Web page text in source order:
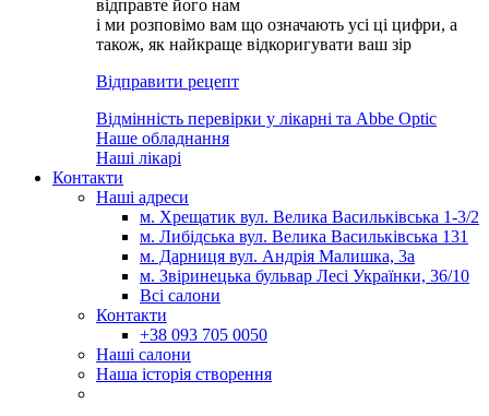
відправте його нам
і ми розповімо вам що означають усі ці цифри, а
також, як найкраще відкоригувати ваш зір
Відправити рецепт
Відмінність перевірки у лікарні та Abbe Optic
Наше обладнання
Наші лікарі
Контакти
Наші адреси
м. Хрещатик вул. Велика Васильківська 1-3/2
м. Либідська вул. Велика Васильківська 131
м. Дарниця вул. Андрія Малишка, 3а
м. Звіринецька бульвар Лесі Українки, 36/10
Всі салони
Контакти
+38 093 705 0050
Наші салони
Наша історія створення